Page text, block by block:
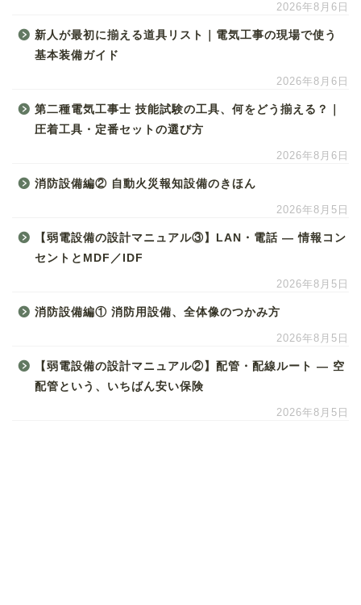
2026年8月6日
新人が最初に揃える道具リスト｜電気工事の現場で使う
基本装備ガイド
2026年8月6日
第二種電気工事士 技能試験の工具、何をどう揃える？｜
圧着工具・定番セットの選び方
2026年8月6日
消防設備編② 自動火災報知設備のきほん
2026年8月5日
【弱電設備の設計マニュアル③】LAN・電話 ― 情報コン
セントとMDF／IDF
2026年8月5日
消防設備編① 消防用設備、全体像のつかみ方
2026年8月5日
【弱電設備の設計マニュアル②】配管・配線ルート ― 空
配管という、いちばん安い保険
2026年8月5日